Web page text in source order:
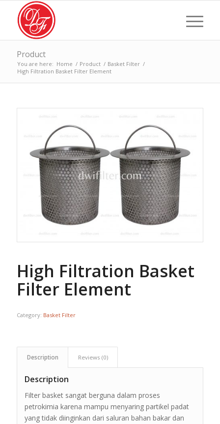
Product
You are here: Home / Product / Basket Filter /
High Filtration Basket Filter Element
High Filtration Basket
Filter Element
Category: Basket Filter
Description Reviews (0)
Description
Filter basket sangat berguna dalam proses
petrokimia karena mampu menyaring partikel padat
yang tidak diinginkan dari saluran bahan bakar dan